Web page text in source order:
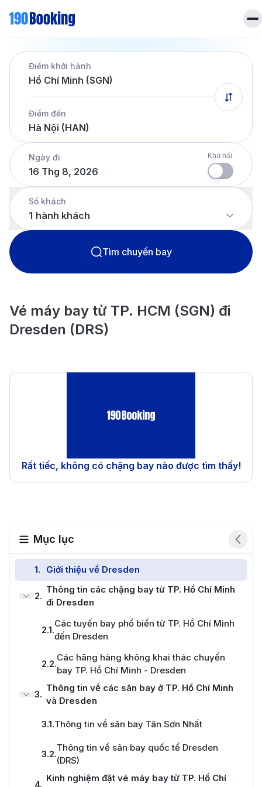
Trang chủ
Vé máy bay
Dịch vụ
Khách sạn
Tin tứcLiên hệ
Hotline
028 7303 6167
Tiếng Việt
Điểm khởi hành
Hồ Chí Minh (SGN)
Điểm đến
Hà Nội (HAN)
Ngày đi
16 Thg 8, 2026
Khứ hồi
Số khách
1 hành khách
Tìm chuyến bay
Vé máy bay từ TP. HCM (SGN) đi
Dresden (DRS)
Rất tiếc, không có chặng bay nào được tìm thấy!
Mục lục
1. Giới thiệu về Dresden
2.
Thông tin các chặng bay từ TP. Hồ Chí Minh
đi Dresden
2.1.
Các tuyến bay phổ biến từ TP. Hồ Chí Minh
đến Dresden
2.2.
Các hãng hàng không khai thác chuyến
bay TP. Hồ Chí Minh - Dresden
3.
Thông tin về các sân bay ở TP. Hồ Chí Minh
và Dresden
3.1.Thông tin về sân bay Tân Sơn Nhất
3.2.
Thông tin về sân bay quốc tế Dresden
(DRS)
4.
Kinh nghiệm đặt vé máy bay từ TP. Hồ Chí